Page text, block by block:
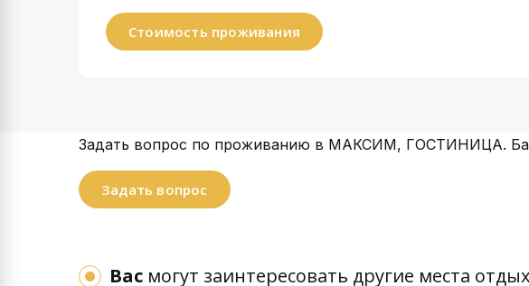
Стоимость проживания
Задать вопрос по проживанию в МАКСИМ, ГОСТИНИЦА.
Задать вопрос
Вас могут заинтересовать другие места